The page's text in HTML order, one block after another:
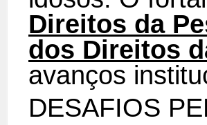
Direitos da
dos Direitos
avanços
DESAFIOS